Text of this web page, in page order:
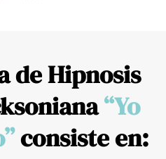
de Hipnosis
“Yo
consiste en: